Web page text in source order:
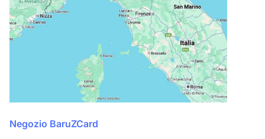
Negozio BaruZCard